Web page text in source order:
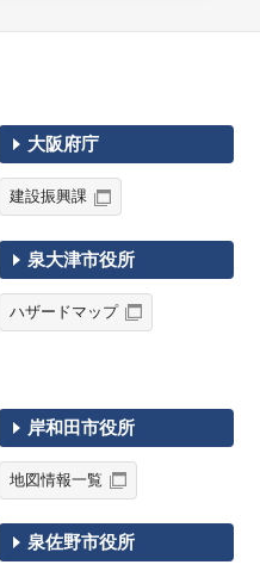
大阪府庁
建設振興課
泉大津市役所
ハザードマップ
岸和田市役所
地図情報一覧
泉佐野市役所